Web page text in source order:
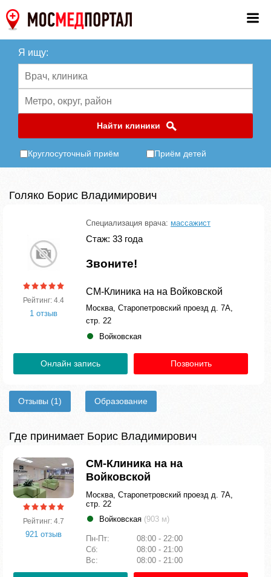
Я ищу:
Найти клиники
Круглосуточный приём Приём детей
Голяко Борис Владимирович
Рейтинг: 4.4
1 отзыв
Специализация врача: массажист
Стаж: 33 года
Звоните!
СМ-Клиника на на Войковской
Москва, Старопетровский проезд д. 7А,
стр. 22
Войковская
Онлайн запись Позвонить
Отзывы (1) Образование
Где принимает Борис Владимирович
Рейтинг: 4.7
921 отзыв
СМ-Клиника на на
Войковской
Москва, Старопетровский проезд д. 7А,
стр. 22
Войковская (903 м)
Пн-Пт:
08:00 - 22:00
Сб:
08:00 - 21:00
Вс:
08:00 - 21:00